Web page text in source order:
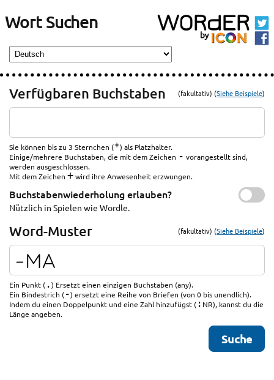
Wort Suchen
Verfügbaren Buchstaben (fakultativ) (Siehe Beispiele)
Sie können bis zu 3 Sternchen (*) als Platzhalter.
Einige/mehrere Buchstaben, die mit dem Zeichen - vorangestellt sind,
werden ausgeschlossen.
Mit dem Zeichen +wird ihre Anwesenheit erzwungen.
Buchstabenwiederholung erlauben?
Nützlich in Spielen wie Wordle.
Word-Muster (fakultativ) (Siehe Beispiele)
Ein Punkt (.) Ersetzt einen einzigen Buchstaben (any).
Ein Bindestrich (-) ersetzt eine Reihe von Briefen (von 0 bis unendlich).
Indem du einen Doppelpunkt und eine Zahl hinzufügst (: NR), kannst du die
Länge angeben.